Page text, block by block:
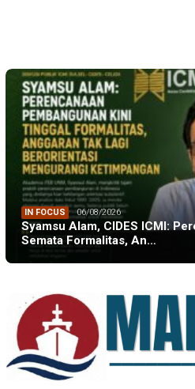
IN FOCUS 06/08/2026
Syamsu Alam, CIDES ICMI:
Semata Formalitas, An…